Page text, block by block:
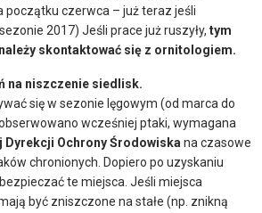
początku czerwca – już teraz jeśli
2017) Jeśli prace już ruszyły, tym
skontaktować się z ornitologiem.
na niszczenie siedlisk.
się w sezonie lęgowym (od marca do
wcześniej ptaki, wymagana
Dyrekcji Ochrony Środowiskana czasowe
chronionych. Dopiero po uzyskaniu
te miejsca. Jeśli miejsca
być zniszczone na stałe (np. znikną